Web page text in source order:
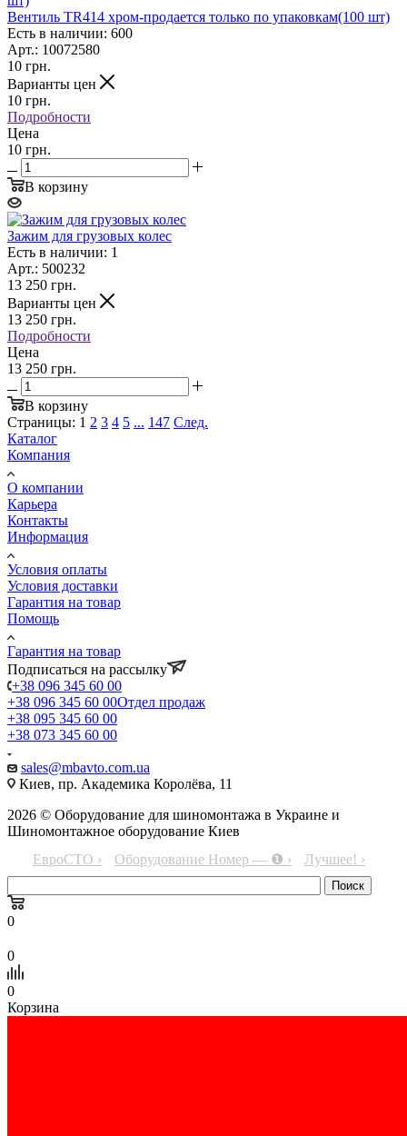
Вентиль TR414 хром-продается только по упаковкам(100 шт)
Есть в наличии: 600
Арт.: 10072580
10 грн.
Варианты цен
10 грн.
Подробности
Цена
10 грн.
В корзину
Зажим для грузовых колес
Есть в наличии: 1
Арт.: 500232
13 250 грн.
Варианты цен
13 250 грн.
Подробности
Цена
13 250 грн.
В корзину
Страницы: 1 2 3 4 5 ... 147 След.
Каталог
Компания
О компании
Карьера
Контакты
Информация
Условия оплаты
Условия доставки
Гарантия на товар
Помощь
Гарантия на товар
Подписаться на рассылку
+38 096 345 60 00
+38 096 345 60 00Отдел продаж
+38 095 345 60 00
+38 073 345 60 00
sales@mbavto.com.ua
Киев, пр. Академика Королёва, 11
2026 © Оборудование для шиномонтажа в Украине и
Шиномонтажное оборудование Киев
ЕвроСТО ›
Оборудование Номер — ❶ › Лучшее! ›
0
0
0
Корзина